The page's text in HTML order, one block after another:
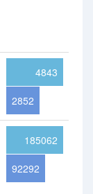
4843
2852
185062
92292